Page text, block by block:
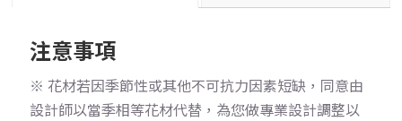
注意事項
※ 花材若因季節性或其他不可抗力因素短缺，同意由
設計師以當季相等花材代替，為您做專業設計調整以